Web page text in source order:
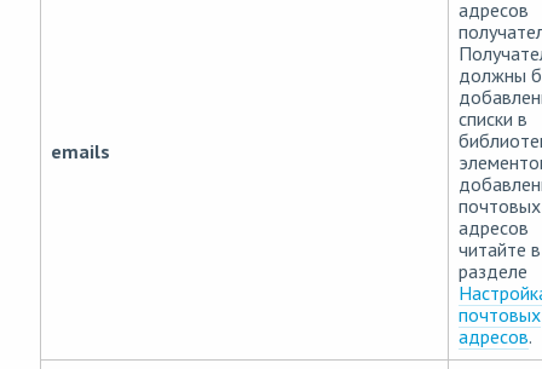
emails
адресов
должны
списки в
почтовых
адресов
читайте в
разделе
почтовых
адресов.